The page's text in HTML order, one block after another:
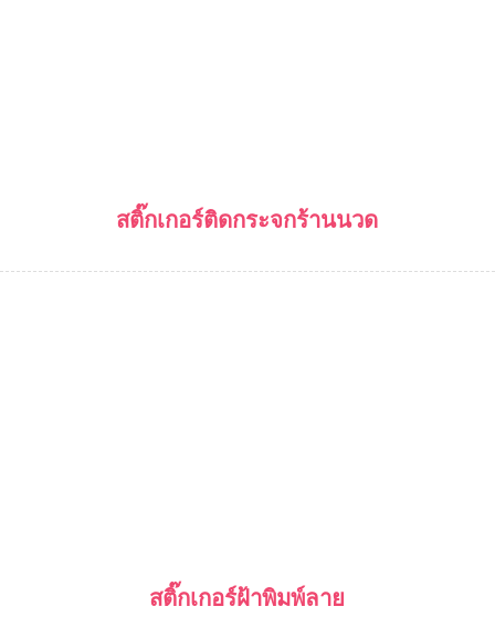
สติ๊กเกอร์ติดกระจกร้านนวด
สติ๊กเกอร์ฝ้าพิมพ์ลาย